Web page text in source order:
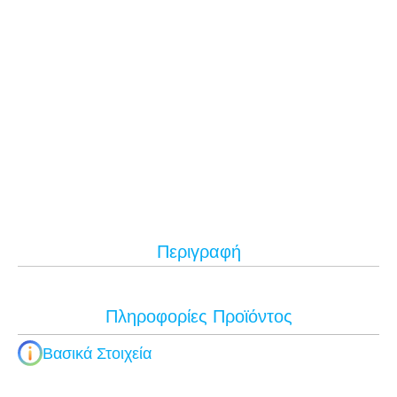
Περιγραφή
Πληροφορίες Προϊόντος
Βασικά Στοιχεία